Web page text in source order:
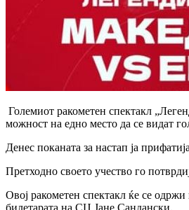
Големиот ракометен спектакл
можност на едно место да се видат
Денес поканата за настап ја
Претходно своето учество го
Овој ракометен спектакл ќе се
билетарата на СЦ Јане Сандански.